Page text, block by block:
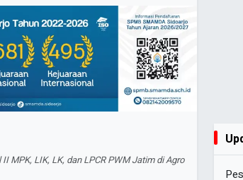
LIK, LK, dan LPCR PWM Jatim di Agro